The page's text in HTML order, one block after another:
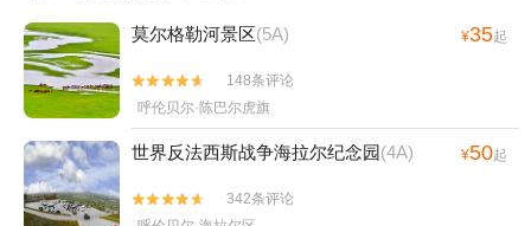
莫尔格勒河景区(5A) ¥35起


148条评论
呼伦贝尔·陈巴尔虎旗
世界反法西斯战争海拉尔纪念园 (4A) ¥50起


342条评论